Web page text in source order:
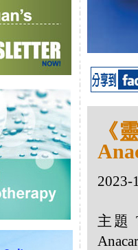
《
2023-
主題